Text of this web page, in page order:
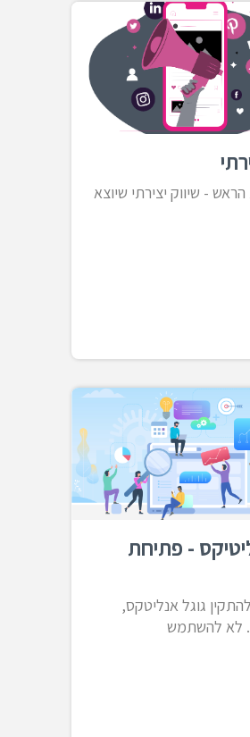
- שיווק יצירתי שיוצא
- פתיחת
גוגל אנליטקס,
לא להשתמש